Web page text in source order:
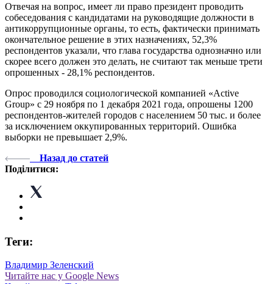
Отвечая на вопрос, имеет ли право президент проводить
собеседования с кандидатами на руководящие должности в
антикоррупционные органы, то есть, фактически принимать
окончательное решение в этих назначениях, 52,3%
респондентов указали, что глава государства однозначно или
скорее всего должен это делать, не считают так меньше трети
опрошенных - 28,1% респондентов.
Опрос проводился социологической компанией «Active
Group» с 29 ноября по 1 декабря 2021 года, опрошены 1200
респондентов-жителей городов с населением 50 тыс. и более
за исключением оккупированных территорий. Ошибка
выборки не превышает 2,9%.
Назад до статей
Поділитися:
Теги:
Владимир Зеленский
Читайте нас у Google News